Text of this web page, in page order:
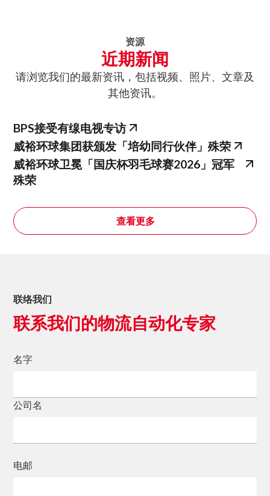
资源
近期新闻
请浏览我们的最新资讯，包括视频、照片、文章及
其他资讯。
BPS接受有缐电视专访
威裕环球集团获颁发「培幼同行伙伴」殊荣
威裕环球卫冕「国庆杯羽毛球赛2026」冠军
殊荣
查看更多
联络我们
联系我们的物流自动化专家
名字
公司名
电邮